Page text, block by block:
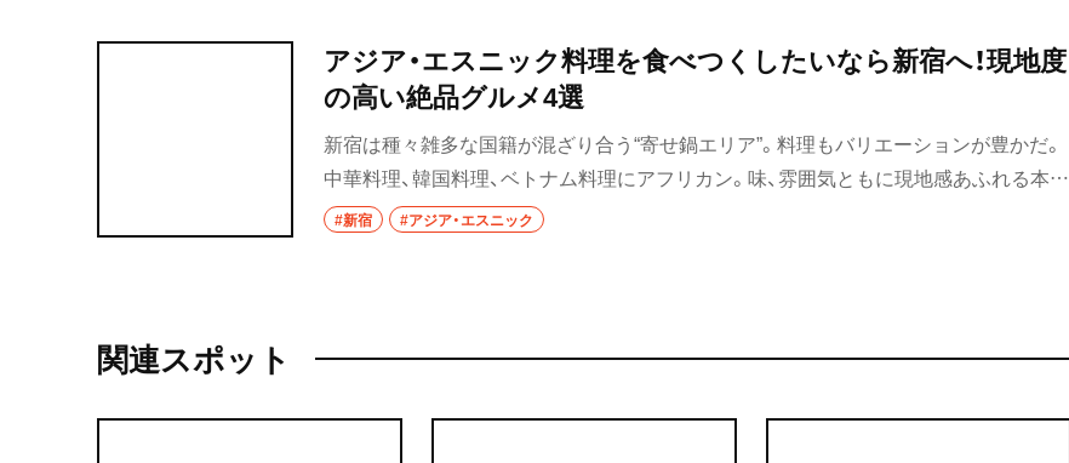
アジア・エスニック料理を食べつくしたいなら新宿へ！現地度
の高い絶品グルメ4選
新宿は種々雑多な国籍が混ざり合う“寄せ鍋エリア”。料理もバリエーションが豊かだ。
中華料理、韓国料理、ベトナム料理にアフリカン。味、雰囲気ともに現地感あふれる本格
派が所狭しと並び、歩いているだけでも気分が盛り上がってくる。お腹も心も満たされ
#新宿 #アジア・エスニック
関連スポット